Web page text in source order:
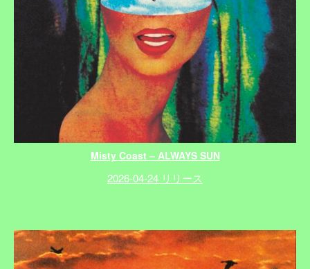
Misty Coast – ALWAYS SUN
2026-04-24 リリース